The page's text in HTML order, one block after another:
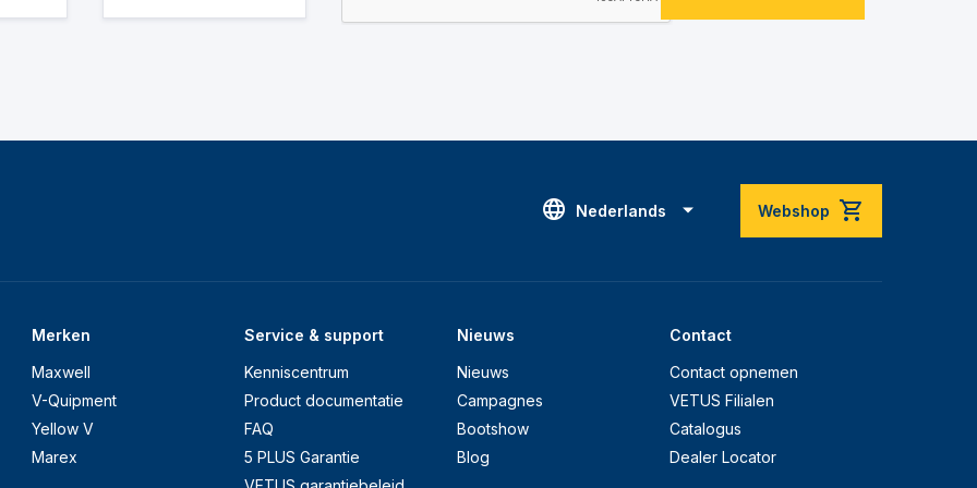
Nederlands Webshop
Merken
Maxwell
V-Quipment
Yellow V
Marex
Service & support
Kenniscentrum
Product documentatie
FAQ
5 PLUS Garantie
Nieuws
Nieuws
Campagnes
Bootshow
Blog
Contact
Contact opnemen
VETUS Filialen
Catalogus
Dealer Locator